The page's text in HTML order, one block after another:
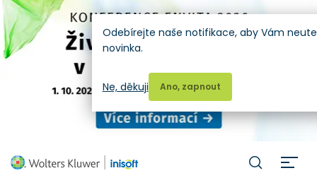
Odebírejte naše notifikace, aby Vám
novinka.
Ano, zapnout
Ne, děkuji